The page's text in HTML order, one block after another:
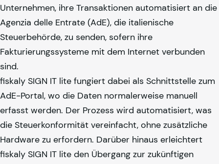
Unternehmen, ihre Transaktionen automatisiert an die
Agenzia delle Entrate (AdE), die italienische
Steuerbehörde, zu senden, sofern ihre
Fakturierungssysteme mit dem Internet verbunden
sind.
fiskaly SIGN IT lite fungiert dabei als Schnittstelle zum
AdE-Portal, wo die Daten normalerweise manuell
erfasst werden. Der Prozess wird automatisiert, was
die Steuerkonformität vereinfacht, ohne zusätzliche
Hardware zu erfordern. Darüber hinaus erleichtert
fiskaly SIGN IT lite den Übergang zur zukünftigen